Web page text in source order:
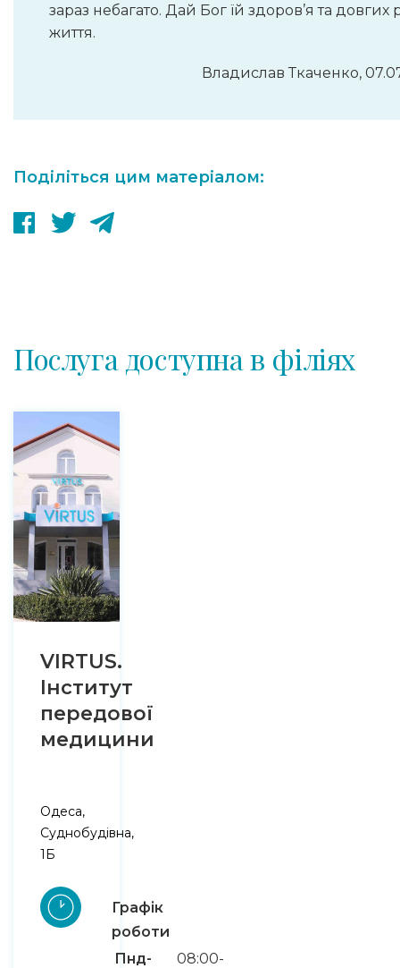
зараз небагато. Дай Бог їй здоров’я та довгих
життя.
Владислав Ткаченко,
Поділіться цим матеріалом:
Послуга доступна в філіях
VIRTUS.
Інститут
передової
медицини
Одеса,
Суднобудівна,
1Б
Графік
роботи
Пнд-
08:00-